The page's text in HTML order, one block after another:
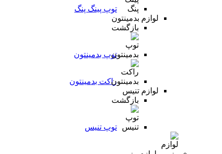
توپ پینگ پنگ
لوازم بدمینتون
بازگشت
توپ بدمینتون
راکت بدمینتون
لوازم تنیس
بازگشت
توپ تنیس